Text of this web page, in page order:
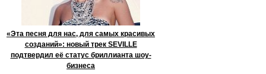
«Эта песня для нас, для самых красивых
созданий»: новый трек SEVILLE
подтвердил её статус бриллианта шоу-
бизнеса